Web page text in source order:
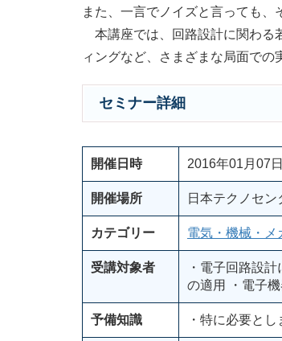
また、一言でノイズと言っても、
本講座では、回路設計に関わる
ィングなど、さまざまな局面での
セミナー詳細
開催日時 2016年01月07
開催場所 日本テクノセン
カテゴリー 電気・機械・メ
受講対象者
・電子回路設
の適用 ・電子
予備知識 ・特に必要とし